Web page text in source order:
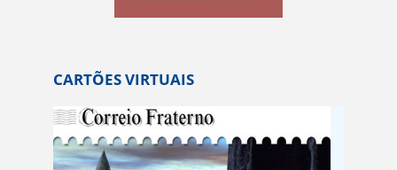
CARTÕES VIRTUAIS